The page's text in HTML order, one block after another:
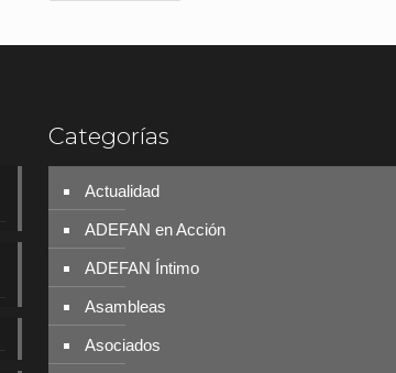
Categorías
Actualidad
ADEFAN en Acción
ADEFAN Íntimo
Asambleas
Asociados